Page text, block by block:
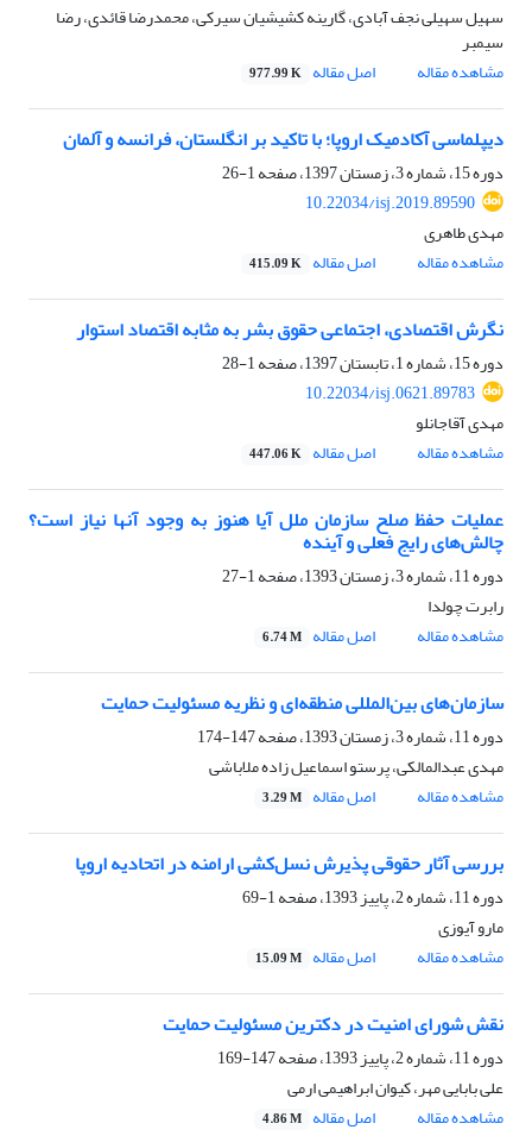
سهیل سهیلی نجف آبادی، گارینه کشیشیان سیرکی، محمدرضا قائدی، رضا
سیمبر
مشاهده مقاله
اصل مقاله 977.99 K
دیپلماسی آکادمیک اروپا؛ با تاکید بر انگلستان، فرانسه و آلمان
دوره 15، شماره 3، زمستان 1397، صفحه
1-26
10.22034/isj.2019.89590
مهدی طاهری
مشاهده مقاله
اصل مقاله 415.09 K
نگرش اقتصادی، اجتماعی حقوق بشر به مثابه اقتصاد استوار
دوره 15، شماره 1، تابستان 1397، صفحه
1-28
10.22034/isj.0621.89783
مهدی آقاجانلو
مشاهده مقاله
اصل مقاله 447.06 K
عملیات حفظ صلح سازمان ملل آیا هنوز به وجود آنها نیاز است؟
چالش‌های رایج فعلی و آینده
دوره 11، شماره 3، زمستان 1393، صفحه
1-27
رابرت چولدا
مشاهده مقاله
اصل مقاله 6.74 M
سازمان‌های بین‌المللی منطقه‌ای و نظریه مسئولیت حمایت
دوره 11، شماره 3، زمستان 1393، صفحه
147-174
مهدی عبدالمالکی، پرستو اسماعیل زاده ملاباشی
مشاهده مقاله
اصل مقاله 3.29 M
بررسی آثار حقوقی پذیرش نسل‌کشی ارامنه در اتحادیه اروپا
دوره 11، شماره 2، پاییز 1393، صفحه
1-69
مارو آیوزی
مشاهده مقاله
اصل مقاله 15.09 M
نقش شورای امنیت در دکترین مسئولیت حمایت
دوره 11، شماره 2، پاییز 1393، صفحه
147-169
علی بابایی مهر، کیوان ابراهیمی ارمی
مشاهده مقاله
اصل مقاله 4.86 M